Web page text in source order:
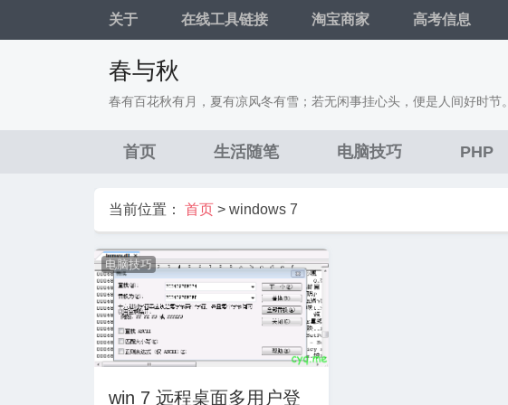
关于 在线工具链接 淘宝商家 高考信息
春与秋
春有百花秋有月，夏有凉风冬有雪；若无闲事挂心头，便是人间好时节。
首页 生活随笔 电脑技巧 PHP
当前位置： 首页 > windows 7
电脑技巧
win 7 远程桌面多用户登